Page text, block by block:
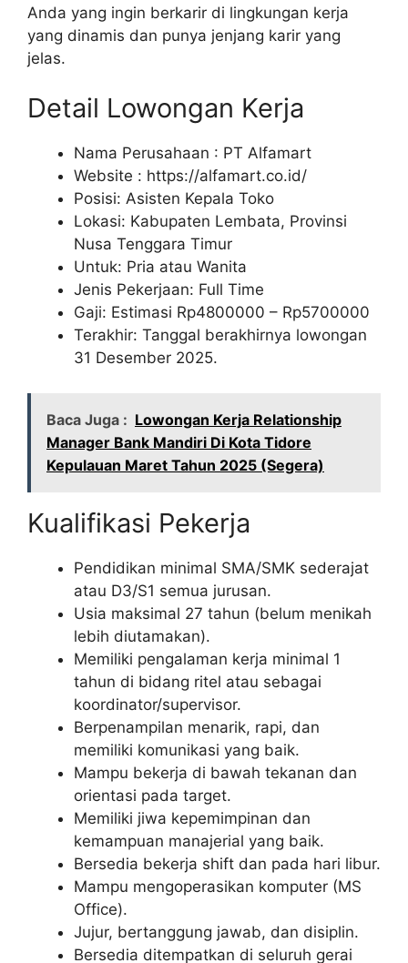
Anda yang ingin berkarir di lingkungan kerja
yang dinamis dan punya jenjang karir yang
jelas.
Detail Lowongan Kerja
Nama Perusahaan : PT Alfamart
Website : https://alfamart.co.id/
Posisi: Asisten Kepala Toko
Lokasi: Kabupaten Lembata, Provinsi
Nusa Tenggara Timur
Untuk: Pria atau Wanita
Jenis Pekerjaan: Full Time
Gaji: Estimasi Rp4800000 – Rp5700000
Terakhir: Tanggal berakhirnya lowongan
31 Desember 2025.
Baca Juga : Lowongan Kerja Relationship
Manager Bank Mandiri Di Kota Tidore
Kepulauan Maret Tahun 2025 (Segera)
Kualifikasi Pekerja
Pendidikan minimal SMA/SMK sederajat
atau D3/S1 semua jurusan.
Usia maksimal 27 tahun (belum menikah
lebih diutamakan).
Memiliki pengalaman kerja minimal 1
tahun di bidang ritel atau sebagai
koordinator/supervisor.
Berpenampilan menarik, rapi, dan
memiliki komunikasi yang baik.
Mampu bekerja di bawah tekanan dan
orientasi pada target.
Memiliki jiwa kepemimpinan dan
kemampuan manajerial yang baik.
Bersedia bekerja shift dan pada hari libur.
Mampu mengoperasikan komputer (MS
Office).
Jujur, bertanggung jawab, dan disiplin.
Bersedia ditempatkan di seluruh gerai